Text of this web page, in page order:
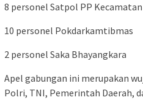
8 personel Satpol PP
10 personel Pokdarkamtibmas
2 personel Saka Bhayangkara
Apel gabungan ini merupakan
Polri, TNI, Pemerintah Daerah,